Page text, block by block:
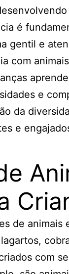
é
gentil e
com
e
da
e
de
com